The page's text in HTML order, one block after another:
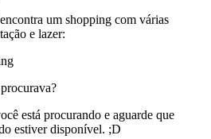
um shopping com várias
e lazer:
está procurando e aguarde que
estiver disponível. ;D